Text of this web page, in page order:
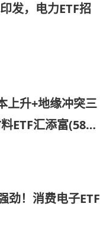
发，电力ETF招
上升+地缘冲突三
ETF汇添富(5891
劲！消费电子ETF